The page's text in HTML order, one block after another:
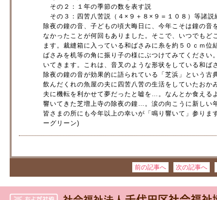
その２：１年の季節の数を表す説
その３：四苦八苦説（４×９＋８×９＝１０８）等諸
除夜の鐘の音、子どもの頃大晦日に、今年こそは鐘の
なかったことが何回もありました。そこで、いつでも
ます。裁縫箱に入っている和ばさみに糸を約５０ｃｍ
ばさみを机等の角に振り子の様にぶつけてみてくださ
いてきます。これは、音叉のような形状をしている和
除夜の鐘の音が効果的に語られている「芝浜」という古
飲んだくれの魚屋の夫に四苦八苦の生活をしていたお
夫に機転を利かせて夢だったと嘘を…。なんとか食える
響いてきた芝増上寺の除夜の鐘…。涙の向こうに新しい
皆さまの所にも今年以上の幸いが「鳴り響いて」参り
ーグリーン)
前の記事へ 次の記事へ